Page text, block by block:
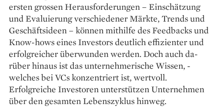
ersten grossen Heraus­forderungen – Einschätzung
und Evaluierung verschiedener Märkte, Trends und
Geschäftsideen – können mithilfe des Feedbacks und
Know-hows eines Investors deutlich effizienter und
erfolgreicher überwunden werden. Doch auch da­
rüber ­hinaus ist das unternehmerische Wissen, ­
welches bei VCs konzentriert ist, wertvoll.
Erfolgreiche Investoren unterstützen Unternehmen
über den gesamten Lebenszyklus hinweg.